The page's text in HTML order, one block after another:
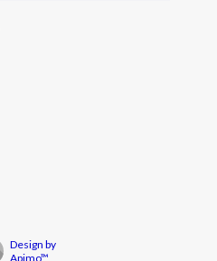
Design by
Apimo™